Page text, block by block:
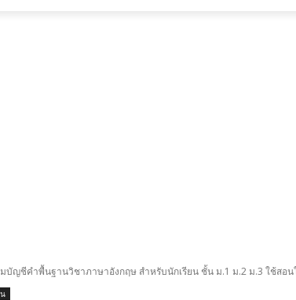
ญชีคําพื้นฐานวิชาภาษาอังกฤษ สำหรับนักเรียน ชั้น ม.1 ม.2 ม.3 ใช้สอน